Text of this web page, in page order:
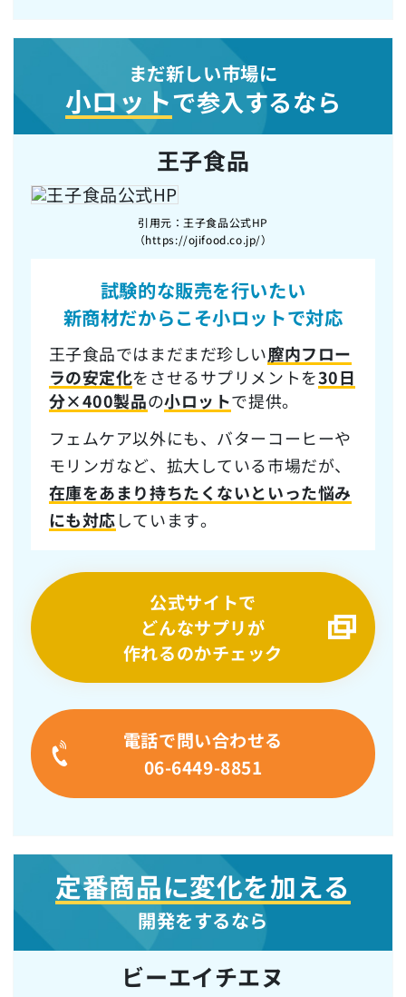
まだ新しい市場に
小ロットで参入するなら
王子食品
引用元：王子食品公式HP
（https://ojifood.co.jp/）
試験的な販売を行いたい
新商材だからこそ小ロットで対応
王子食品ではまだまだ珍しい膣内フロー
ラの安定化をさせるサプリメントを30日
分×400製品の小ロットで提供。
フェムケア以外にも、バターコーヒーや
モリンガなど、拡大している市場だが、
在庫をあまり持ちたくないといった悩み
にも対応しています。
公式サイトで
どんなサプリが
作れるのかチェック
電話で問い合わせる
06-6449-8851
定番商品に変化を加える
開発をするなら
ビーエイチエヌ